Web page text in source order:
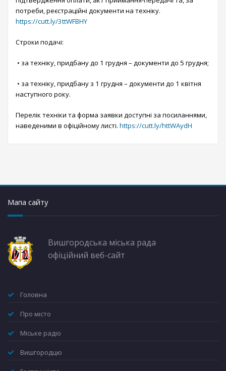
потреби, реєстраційні документи на техніку.
https://cutt.ly/3ttWFBHY
Строки подачі:
• за техніку, придбану до 1 грудня – документи до 5 грудня;
• за техніку, придбану з 1 грудня – документи до 1 квітня
наступного року.
Перелік техніки та форма заявки доступні за посиланнями,
наведеними в офіційному листі. https://cutt.ly/httWAydH
Мапа сайту
Вишгородська міська рада
офіційний веб-сайт
Головна
Про місто
Міське радіо
Вишгородцю